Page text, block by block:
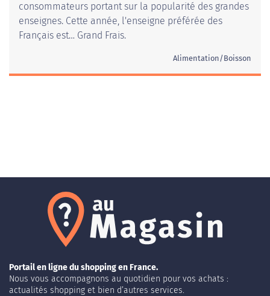
consommateurs portant sur la popularité des grandes
enseignes. Cette année, l'enseigne préférée des
Français est… Grand Frais.
Alimentation/Boisson
Portail en ligne du shopping en France.
Nous vous accompagnons au quotidien pour vos achats :
actualités shopping et bien d’autres services.